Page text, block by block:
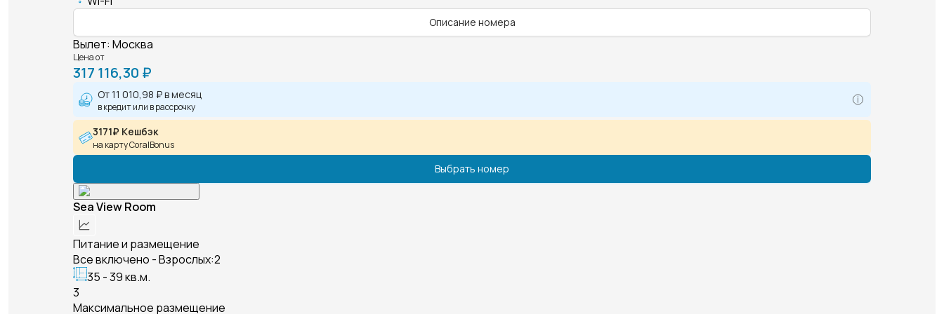
Описание номера
Вылет: Москва
Цена от
317 116,30 ₽
От11 010,98 ₽в месяц
в кредит или в рассрочку
3171₽ Кешбэк
на карту CoralBonus
Выбрать номер
Sea View Room
Питание и размещение
Все включено - Взрослых:2
35 - 39 кв.м.
3
Максимальное размещение